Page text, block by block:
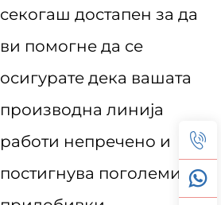
секогаш достапен за да
ви помогне да се
осигурате дека вашата
производна линија
работи непречено и
постигнува поголеми